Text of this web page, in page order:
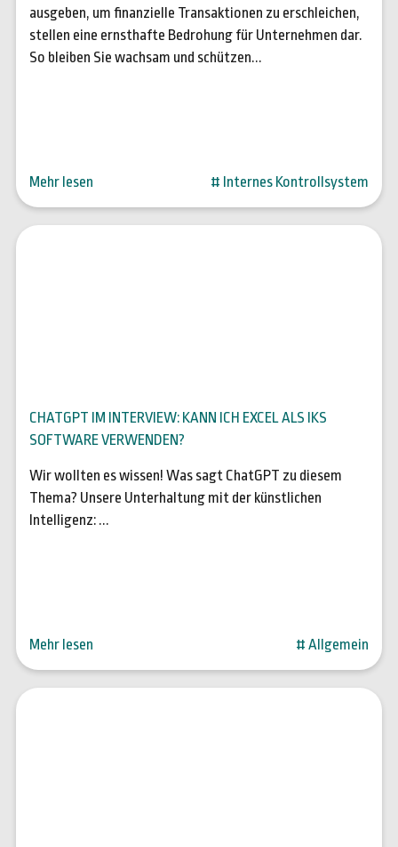
ausgeben, um finanzielle Transaktionen zu erschleichen,
stellen eine ernsthafte Bedrohung für Unternehmen dar.
So bleiben Sie wachsam und schützen...
Mehr lesen # Internes Kontrollsystem
CHATGPT IM INTERVIEW: KANN ICH EXCEL ALS IKS
SOFTWARE VERWENDEN?
Wir wollten es wissen! Was sagt ChatGPT zu diesem
Thema? Unsere Unterhaltung mit der künstlichen
Intelligenz: ...
Mehr lesen # Allgemein